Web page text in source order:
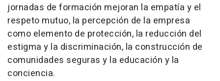
jornadas de formación mejoran la empatía y el
respeto mutuo, la percepción de la empresa
como elemento de protección, la reducción del
estigma y la discriminación, la construcción de
comunidades seguras y la educación y la
conciencia.